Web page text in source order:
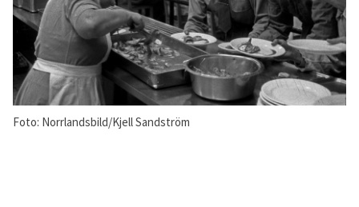
Foto: Norrlandsbild/Kjell Sandström